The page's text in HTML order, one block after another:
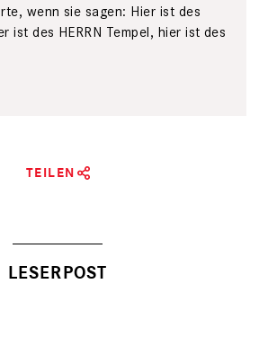
wenn sie sagen: Hier ist des
ist des HERRN Tempel, hier ist des
TEILEN